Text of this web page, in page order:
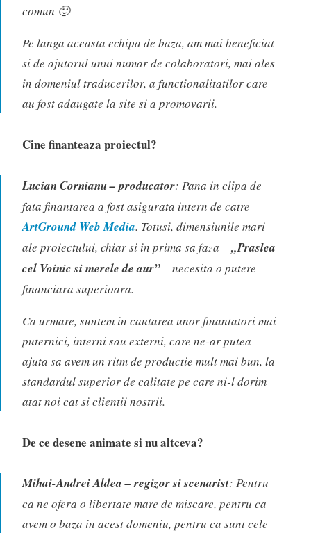
comun 🙂
Pe langa aceasta echipa de baza, am mai beneficiat
si de ajutorul unui numar de colaboratori, mai ales
in domeniul traducerilor, a functionalitatilor care
au fost adaugate la site si a promovarii.
Cine finanteaza proiectul?
Lucian Cornianu – producator: Pana in clipa de
fata finantarea a fost asigurata intern de catre
ArtGround Web Media. Totusi, dimensiunile mari
ale proiectului, chiar si in prima sa faza –„Praslea
cel Voinic si merele de aur”– necesita o putere
financiara superioara.
Ca urmare, suntem in cautarea unor finantatori mai
puternici, interni sau externi, care ne-ar putea
ajuta sa avem un ritm de productie mult mai bun, la
standardul superior de calitate pe care ni-l dorim
atat noi cat si clientii nostrii.
De ce desene animate si nu altceva?
Mihai-Andrei Aldea – regizor si scenarist: Pentru
ca ne ofera o libertate mare de miscare, pentru ca
avem o baza in acest domeniu, pentru ca sunt cele